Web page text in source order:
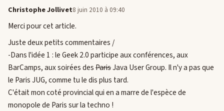
Christophe Jollivet8 juin 2010 à 09:40
Merci pour cet article.
Juste deux petits commentaires /
-Dans l'idée 1 : le Geek 2.0 participe aux conférences, aux
BarCamps, aux soirées desParisJava User Group. Il n'y a pas que
le Paris JUG, comme tu le dis plus tard.
C'était mon coté provincial qui en a marre de l'espèce de
monopole de Paris sur la techno !